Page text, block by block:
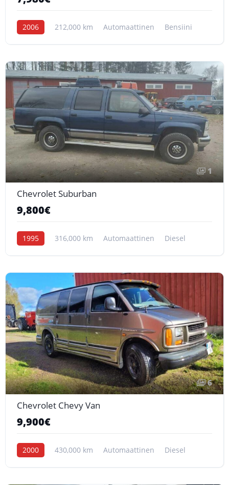
2006 212,000 km Automaattinen Bensiini
1
Chevrolet Suburban
9,800€
1995 316,000 km Automaattinen Diesel
6
Chevrolet Chevy Van
9,900€
2000 430,000 km Automaattinen Diesel